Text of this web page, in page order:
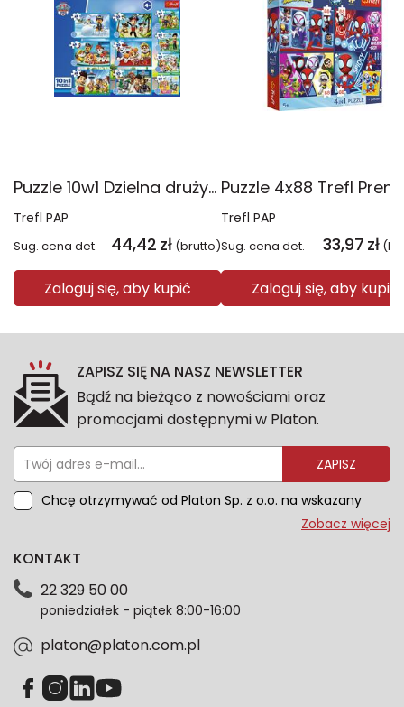
Puzzle 10w1 Dzielna drużyna Psiego Patrolu 96012
Trefl PAP
Sug. cena det. 44,42 zł (brutto)
Zaloguj się, aby kupić
Trefl PAP
Sug. cena det. 33,97 zł
Zaloguj się, aby kupić
ZAPISZ SIĘ NA NASZ NEWSLETTER
Bądź na bieżąco z nowościami oraz
promocjami dostępnymi w Platon.
ZAPISZ
Chcę otrzymywać od Platon Sp. z o.o. na wskazany
przeze mnie adres e-mail informacje marketingowe
dotyczące danych osobowych znajdziesz w naszej
każdym czasie. Wycofanie zgody nie wpłynie na
zgodność z prawem przetwarzania dokonanego przed
Zobacz więcej
KONTAKT
22 329 50 00
poniedziałek - piątek 8:00-16:00
platon@platon.com.pl